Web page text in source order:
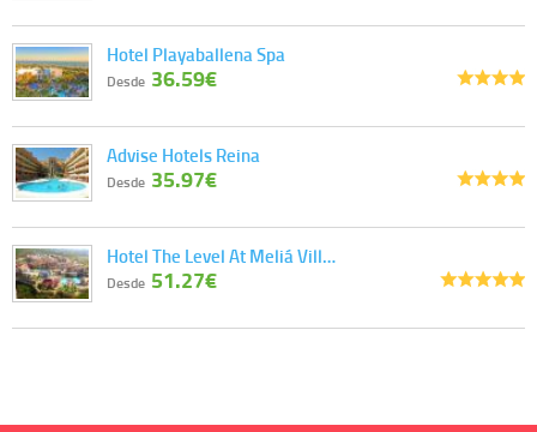
Hotel Playaballena Spa
Desde 36.59€
Advise Hotels Reina
Desde 35.97€
Hotel The Level At Meliá Vill…
Desde 51.27€